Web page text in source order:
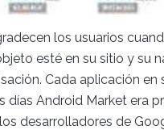
los usuarios
esté en su sitio y su
Cada aplicación
días Android Market era
desarrolladores de